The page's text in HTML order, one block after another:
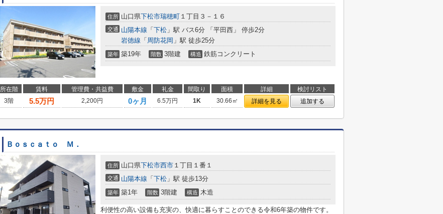
住所 山口県下松市瑞穂町 １丁目３－１６
交通 山陽本線 「 下松 」駅 バス6分 「平田西」 停歩2分
岩徳線 「 周防花岡 」駅 徒歩25分
築年 築19年 階数 3階建 構造 鉄筋コンクリート
所在階 賃料 管理費・共益費 敷金 礼金 間取り 面積 詳細
検討リスト
3階
5.5万円 2,200円 0ヶ月 6.5万円 1K 30.66㎡ 詳細を見る 追加する
Ｂｏｓｃａｔｏ Ｍ．
住所 山口県下松市西市 １丁目１番１
交通 山陽本線 「 下松 」駅 徒歩13分
築年 築1年 階数 3階建 構造 木造
利便性の高い設備も充実の、快適に暮らすことのできる令和6年築の物件です。